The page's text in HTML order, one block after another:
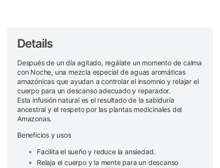
Details
Después de un día agitado, regálate un momento de calma
con Noche, una mezcla especial de aguas aromáticas
amazónicas que ayudan a controlar el insomnio y relajar el
cuerpo para un descanso adecuado y reparador.
Esta infusión natural es el resultado de la sabiduría
ancestral y el respeto por las plantas medicinales del
Amazonas.
Beneficios y usos
Facilita el sueño y reduce la ansiedad.
Relaja el cuerpo y la mente para un descanso